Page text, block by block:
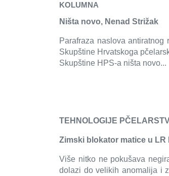
KOLUMNA
Ništa novo, Nenad Strižak
Parafraza naslova antiratnog
Skupštine Hrvatskoga
Skupštine HPS-a ništa novo...
TEHNOLOGIJE
Zimski blokator matice u
Više nitko ne pokušava
dolazi do velikih anomalija i